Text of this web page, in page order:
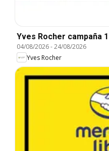
Yves Rocher campaña
04/08/2026-24/08/2026
Yves Rocher